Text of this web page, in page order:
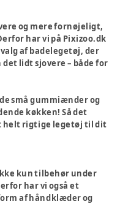
og mere fornøjeligt,
har vi på Pixizoo.dk
af badelegetøj, der
lidt sjovere – både for
små gummiænder og
køkken! Så det
helt rigtige legetøj til dit
kun tilbehør under
har vi også et
af håndklæder og